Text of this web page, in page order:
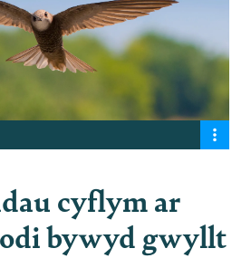
cyflym ar
bywyd gwyllt